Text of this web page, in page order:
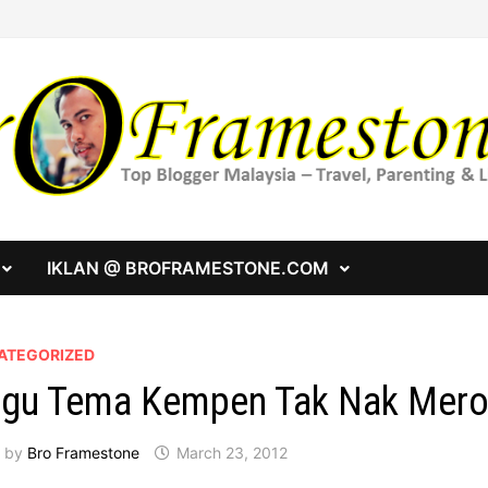
IKLAN @ BROFRAMESTONE.COM
Tema Kempen Tak Nak
by Bro Framestone March 23, 2012